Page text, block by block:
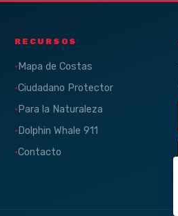
RECURSOS
Mapa de Costas
Ciudadano Protector
Para la Naturaleza
Dolphin Whale 911
Contacto